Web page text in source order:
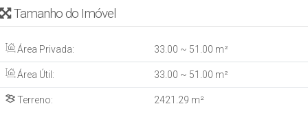
Tamanho do Imóvel
Área Privada: 33.00 ~ 51 .00 m²
Área Útil: 33.00 ~ 51 .00 m²
Terreno: 2421 .29 m²